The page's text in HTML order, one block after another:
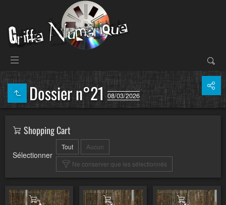
Dossier n°21 08/03/2026
Shopping Cart
Sélectionner
Tout
Aucun
Ne conserver que les sélectionnés
Ajouter au panier Ajouter au panier Ajouter au